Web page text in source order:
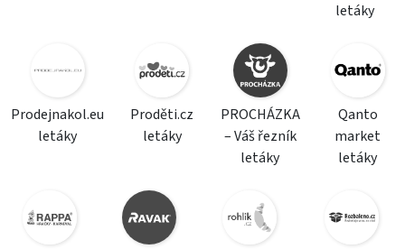
letáky
Prodejnakol.eu
letáky
Proděti.cz
letáky
PROCHÁZKA
– Váš řezník
letáky
Qanto
market
letáky